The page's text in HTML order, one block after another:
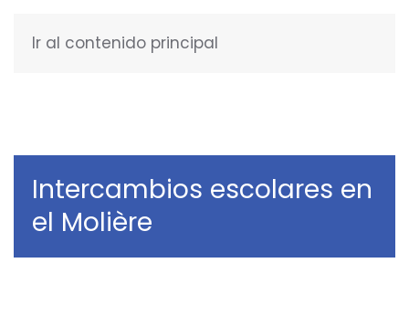
Ir al contenido principal
Intercambios escolares en
el Molière